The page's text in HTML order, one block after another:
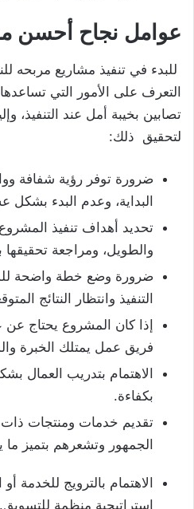
عوامل نجاح أحسن
للبدء في تنفيذ مشاريع مربحه
التعرف على الأمور التي
تصابين بخيبة أمل عند التنفيذ،
لتحقيق ذلك:
ضرورة توفر رؤية شفافة
البداية، وعدم البدء بشكل
تحديد أهداف تنفيذ
والطويل، ومراجعة
ضرورة وضع خطة واضحة
التنفيذ وانتظار النتائج
إذا كان المشروع يحتاج
فريق عمل يمتلك الخبرة
الاهتمام بتدريب العمال
بكفاءة.
تقديم خدمات ومنتجات ذات
الجمهور وتشعرهم بتميز ما
الاهتمام بالترويج للخدمة
استراتيجية منظمة للتسويق.